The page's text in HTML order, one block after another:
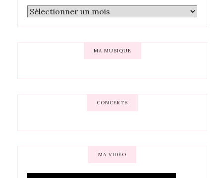
MA MUSIQUE
CONCERTS
MA VIDÉO